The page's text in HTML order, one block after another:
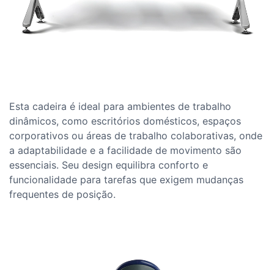
Esta cadeira é ideal para ambientes de trabalho
dinâmicos, como escritórios domésticos, espaços
corporativos ou áreas de trabalho colaborativas, onde
a adaptabilidade e a facilidade de movimento são
essenciais. Seu design equilibra conforto e
funcionalidade para tarefas que exigem mudanças
frequentes de posição.